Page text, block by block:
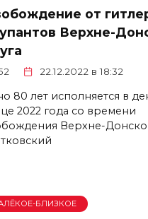
от
Верхне-
22.12.2022 в 18:32
80 лет исполняется в
2022 года со времени
Верхне-
БЛИЗКОЕ